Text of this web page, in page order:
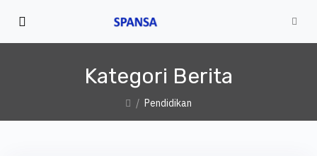
Kategori Berita
Pendidikan